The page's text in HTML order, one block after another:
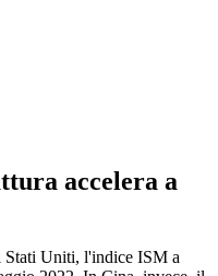
accelera a
Stati Uniti, l'indice ISM a